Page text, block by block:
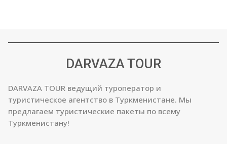
DARVAZA TOUR
DARVAZA TOUR ведущий туроператор и
туристическое агентство в Туркменистане. Мы
предлагаем туристические пакеты по всему
Туркменистану!